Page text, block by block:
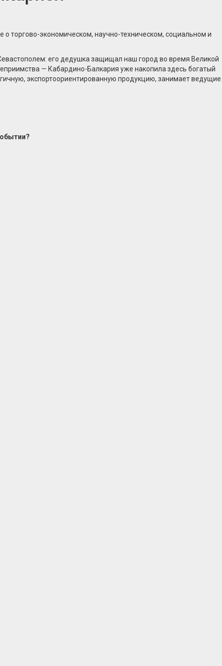
торгово-экономическом, научно-техническом, социальном и
его дедушка защищал наш город во время Великой
— Кабардино-Балкария уже накопила здесь богатый
экспортоориентированную продукцию, занимает ведущие